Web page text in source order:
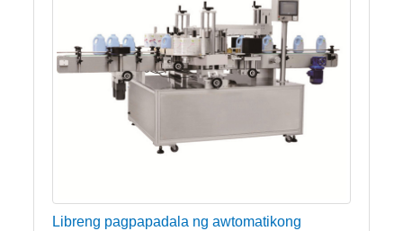
Libreng pagpapadala ng awtomatikong